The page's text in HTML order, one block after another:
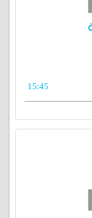
15:45